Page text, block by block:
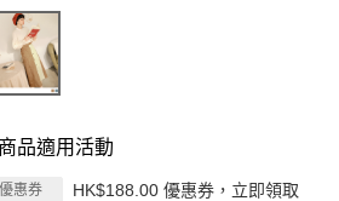
品適用活動
優惠券 HK$188.00 優惠券，立即領取